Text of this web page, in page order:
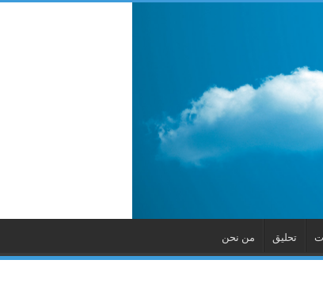
تحليق من نحن